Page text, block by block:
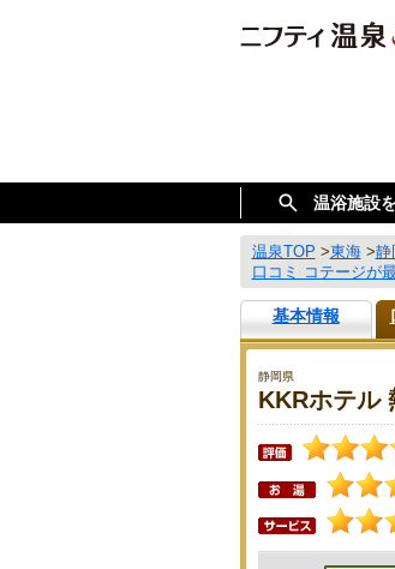
温浴施設
温泉TOP >東海>静
口コミ コテージが
基本情報
静岡県
KKRホテル